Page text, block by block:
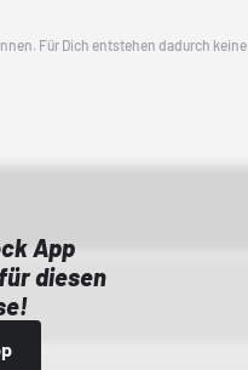
Für Dich entstehen dadurch keine
App
für diesen